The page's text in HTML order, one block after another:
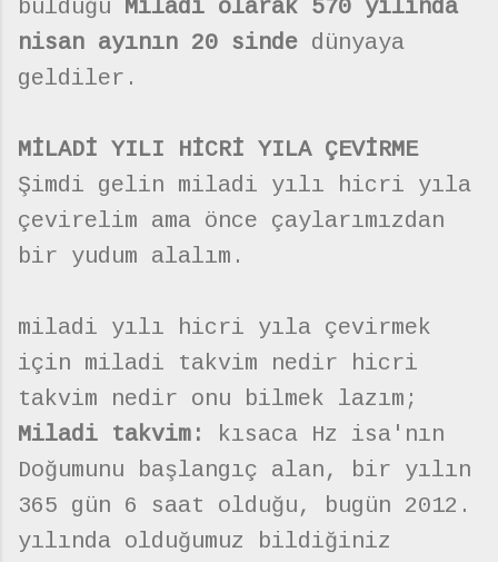
bulduğu Miladi olarak 570 yılında
nisan ayının 20 sinde dünyaya
geldiler.
MİLADİ YILI HİCRİ YILA ÇEVİRME
Şimdi gelin miladi yılı hicri yıla
çevirelim ama önce çaylarımızdan
bir yudum alalım.
miladi yılı hicri yıla çevirmek
için miladi takvim nedir hicri
takvim nedir onu bilmek lazım;
Miladi takvim:
kısaca Hz isa'nın
Doğumunu başlangıç alan, bir yılın
365 gün 6 saat olduğu, bugün 2012.
yılında olduğumuz bildiğiniz